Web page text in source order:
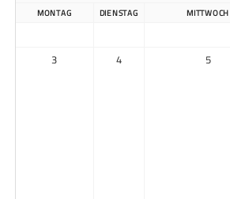
MONTAG DIENSTAG MITTWOCH
3 4 5